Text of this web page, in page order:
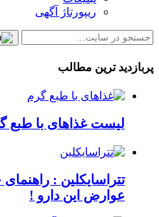
ریپورتاژ آگهی
پربازدید ترین مطالب
لیست غذاهای با طبع
تتراسایکلین :
عوارض این دارو !